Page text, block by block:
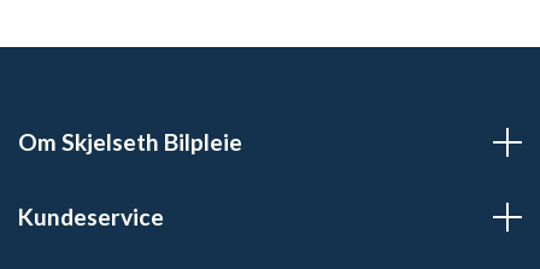
Om Skjelseth Bilpleie
Kundeservice